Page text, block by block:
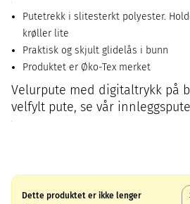
Putetrekk i slitesterkt polyester.
krøller lite
Praktisk og skjult glidelås i bunn
Produktet er Øko-Tex merket
Velurpute med digitaltrykk på
velfylt pute, se vår
Dette produktet er ikke lenger